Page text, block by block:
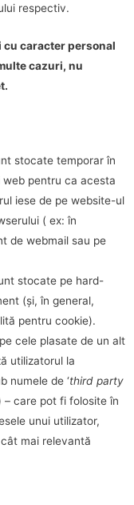
respectiv.
caracter personal
cazuri, nu
stocate temporar în
pentru ca acesta
iese de pe website-ul
( ex: în
de webmail sau pe
stocate pe hard-
(și, în general,
pentru cookie).
cele plasate de un alt
utilizatorul la
numele de ‘third party
– care pot fi folosite în
unui utilizator,
mai relevantă